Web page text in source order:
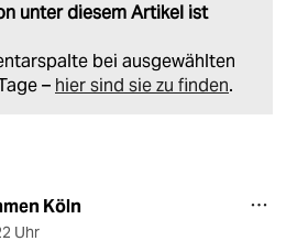
unter diesem Artikel ist
bei ausgewählten
– hier sind sie zu finden.
Köln
Uhr